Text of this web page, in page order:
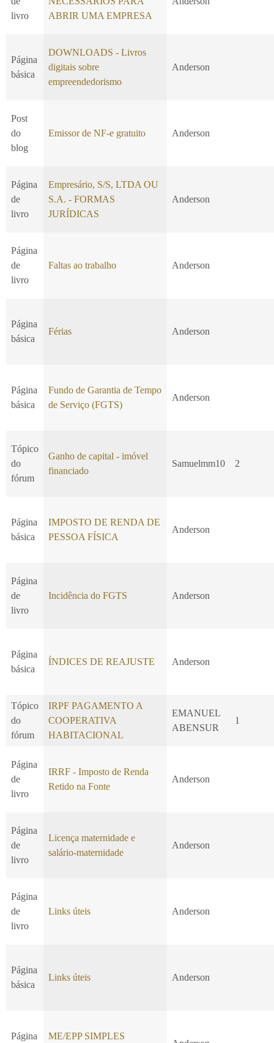
livro
ABRIR UMA EMPRESA
Página
básica
DOWNLOADS - Livros
digitais sobre
empreendedorismo
Anderson
Post
do
blog
Emissor de NF-e gratuito Anderson
Página
de
livro
Empresário, S/S, LTDA OU
S.A. - FORMAS
JURÍDICAS
Anderson
Página
de
livro
Faltas ao trabalho Anderson
Página
básica
Férias Anderson
Página
básica
Fundo de Garantia de Tempo
de Serviço (FGTS)
Anderson
Tópico
do
fórum
Ganho de capital - imóvel
financiado
Samuelmm10 2
Página
básica
IMPOSTO DE RENDA DE
PESSOA FÍSICA
Anderson
Página
de
livro
Incidência do FGTS Anderson
Página
básica
ÍNDICES DE REAJUSTE Anderson
Tópico
do
fórum
IRPF PAGAMENTO A
COOPERATIVA
HABITACIONAL
EMANUEL
ABENSUR
1
Página
de
livro
IRRF - Imposto de Renda
Retido na Fonte
Anderson
Página
de
livro
Licença maternidade e
salário-maternidade
Anderson
Página
de
livro
Links úteis Anderson
Página
básica
Links úteis Anderson
Página ME/EPP SIMPLES